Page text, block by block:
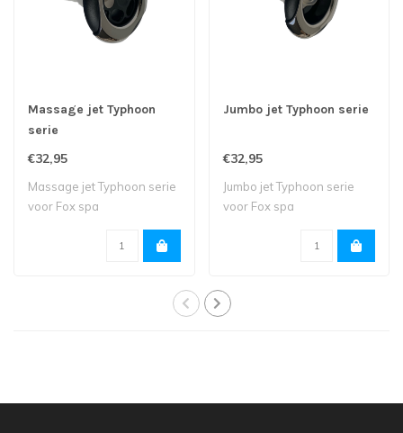
Massage jet Typhoon
serie
€32,95
Massage jet Typhoon serie
voor Fox spa
Jumbo jet Typhoon serie
€32,95
Jumbo jet Typhoon serie
voor Fox spa